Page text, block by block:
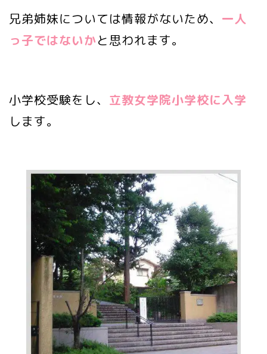
兄弟姉妹については情報がないため、 一人
っ子ではないかと思われます。
小学校受験をし、 立教女学院小学校に入学
します。